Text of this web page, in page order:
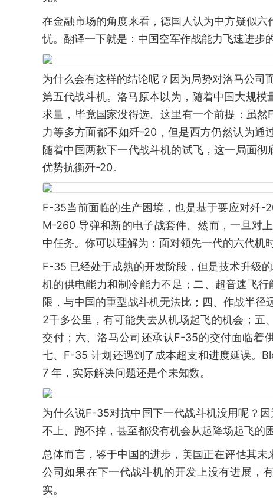
在金融市场的角度来看，德国人认为中方疑似
忧。翻译一下就是：中国空军作战能力飞速进步
为什么会有这样的结论呢？因为局势对洛马公
第五代战斗机。洛马原本以为，随着中国大规
求量，毕竟国家没得选。这里有一个前提：虽
力等多方面都不如歼-20，但是西方仍然认为通
随着中国两款下一代战斗机的试飞，这一局面
优势抗衡歼-20。
F-35当前面临的生产困境，也是基于要应对歼-
M-260 导弹和新的电子战套件。然而，一旦对
中任务。你可以理解为：面对领先一代的六代机
F-35 已经处于成熟的开发阶段，但是技术升级
机的供电能力和制冷能力不足；二、超音速飞
限，与中国的重型战斗机无法比；四、作战半
2千多公里，有可能失去从机场起飞的机会；
交付；六、洛马公司还承认F-35的交付面临着
七、F-35 计划还遇到了成本超支和进度延误。
7 年，实际解决问题还是个未知数。
为什么说F-35对抗中国下一代战斗机没用呢？
不上、跑不掉，甚至都没有机会从起降场起飞的困
总体而言，鉴于中国的进步，美国正在评估其
公司如果在下一代战斗机的开发上没有进展，
实。